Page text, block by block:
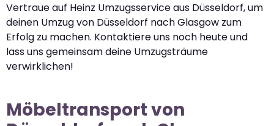
Vertraue auf Heinz Umzugsservice aus Düsseldorf, um
deinen Umzug von Düsseldorf nach Glasgow zum
Erfolg zu machen. Kontaktiere uns noch heute und
lass uns gemeinsam deine Umzugsträume
verwirklichen!
Möbeltransport von